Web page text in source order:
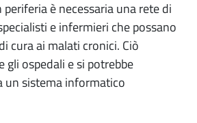
periferia è necessaria una rete di
e infermieri che possano
cura ai malati cronici. Ciò
gli ospedali e si potrebbe
un sistema informatico